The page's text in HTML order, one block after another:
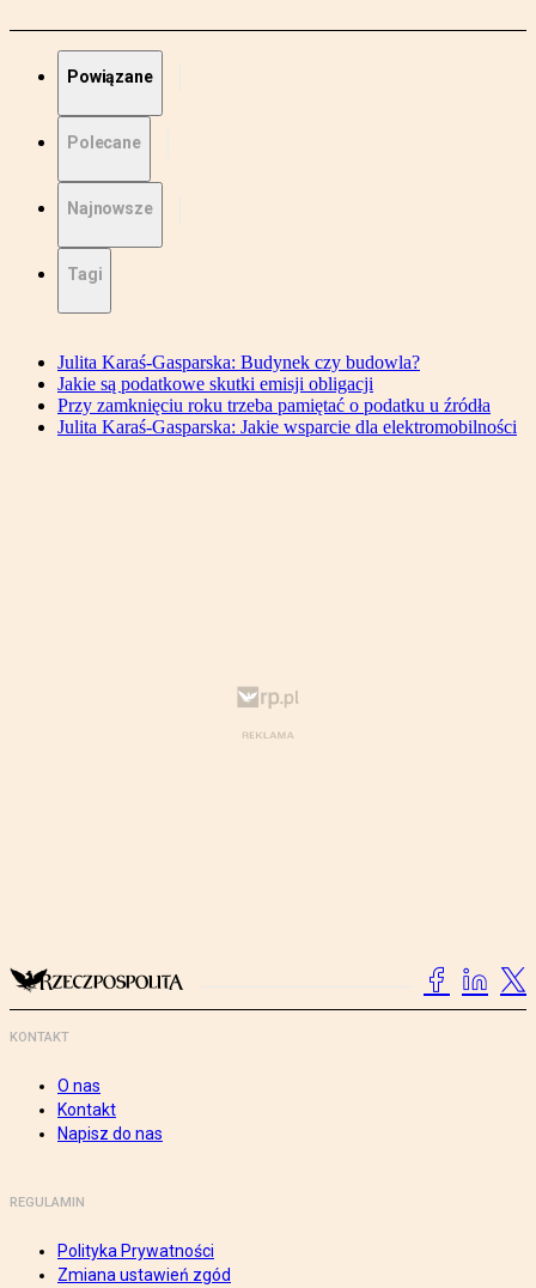
Powiązane
Polecane
Najnowsze
Tagi
Julita Karaś-Gasparska: Budynek czy budowla?
Jakie są podatkowe skutki emisji obligacji
Przy zamknięciu roku trzeba pamiętać o podatku u źródła
Julita Karaś-Gasparska: Jakie wsparcie dla elektromobilności
KONTAKT
O nas
Kontakt
Napisz do nas
REGULAMIN
Polityka Prywatności
Zmiana ustawień zgód